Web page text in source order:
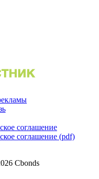
соглашение